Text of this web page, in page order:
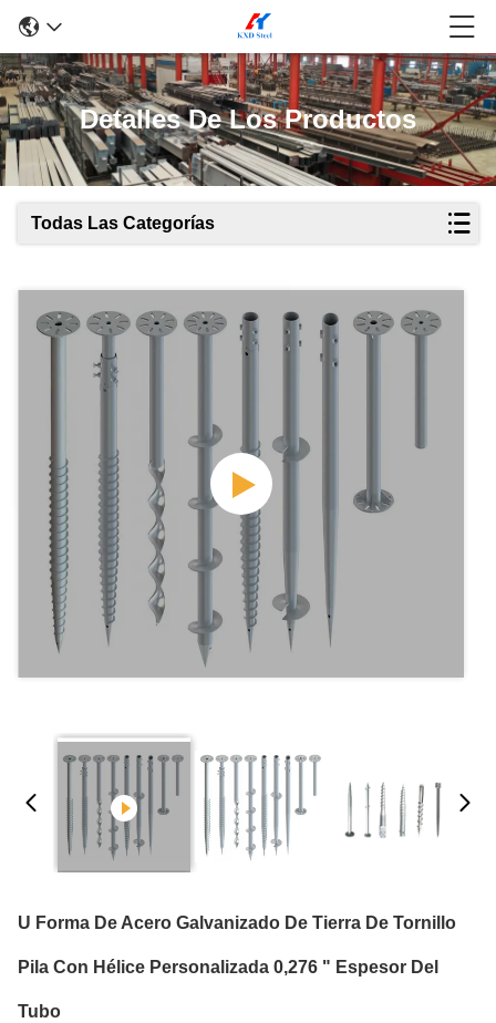
Detalles De Los Productos
Todas Las Categorías
U Forma De Acero Galvanizado De Tierra De Tornillo
Pila Con Hélice Personalizada 0,276 " Espesor Del
Tubo